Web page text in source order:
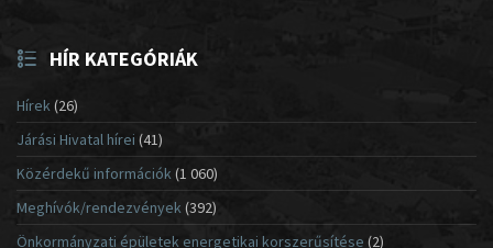
HÍR KATEGÓRIÁK
Hírek(26)
Járási Hivatal hírei (41)
Közérdekű információk(1 060)
Meghívók/rendezvények (392)
Önkormányzati épületek energetikai korszerűsítése (2)